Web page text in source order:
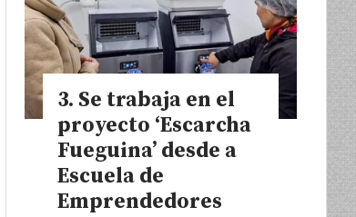
Se trabaja en el
proyecto ‘Escarcha
Fueguina’ desde a
Escuela de
Emprendedores